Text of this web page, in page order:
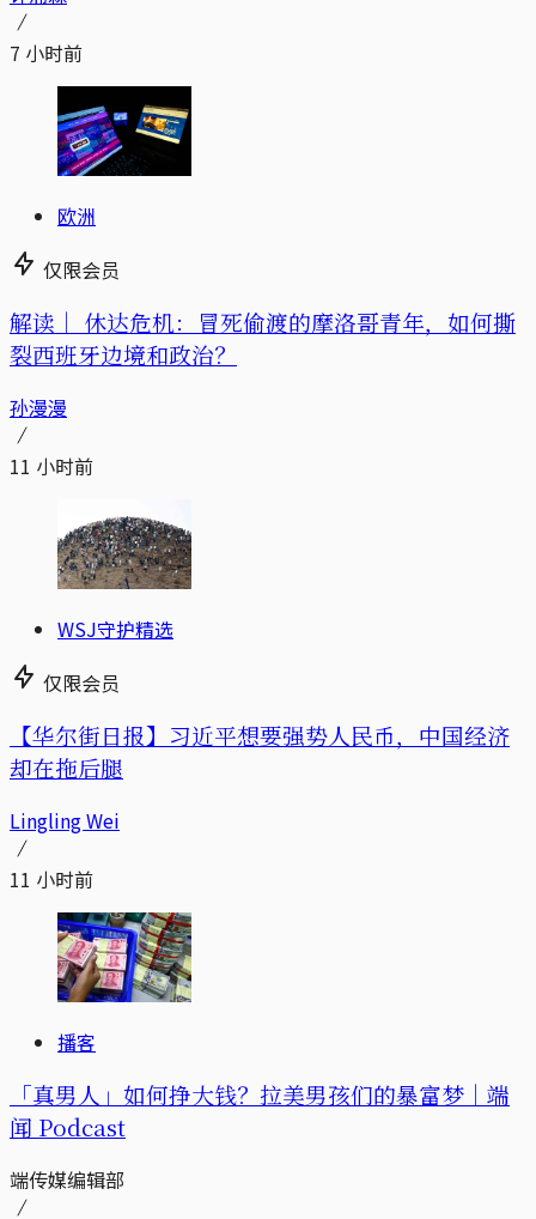
7 小时前
欧洲
仅限会员
解读｜ 休达危机：冒死偷渡的摩洛哥青年，如何撕
裂西班牙边境和政治？
孙漫漫
11 小时前
WSJ守护精选
仅限会员
【华尔街日报】习近平想要强势人民币，中国经济
却在拖后腿
Lingling Wei
11 小时前
播客
「真男人」如何挣大钱？拉美男孩们的暴富梦｜端
闻 Podcast
端传媒编辑部